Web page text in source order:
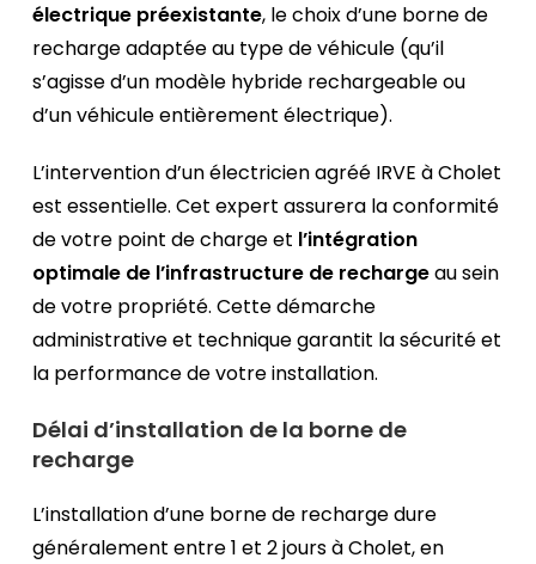
électrique préexistante, le choix d’une borne de
recharge adaptée au type de véhicule (qu’il
s’agisse d’un modèle hybride rechargeable ou
d’un véhicule entièrement électrique).
L’intervention d’un électricien agréé IRVE à Cholet
est essentielle. Cet expert assurera la conformité
de votre point de charge et l’intégration
optimale de l’infrastructure de rechargeau sein
de votre propriété. Cette démarche
administrative et technique garantit la sécurité et
la performance de votre installation.
Délai d’installation de la borne de
recharge
L’installation d’une borne de recharge dure
généralement entre 1 et 2 jours à Cholet, en